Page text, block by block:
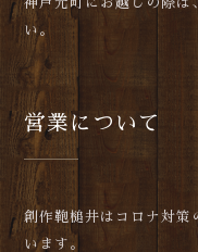
神戸元町にお越しの際は
い。
営業について
創作鞄槌井はコロナ対策
います。